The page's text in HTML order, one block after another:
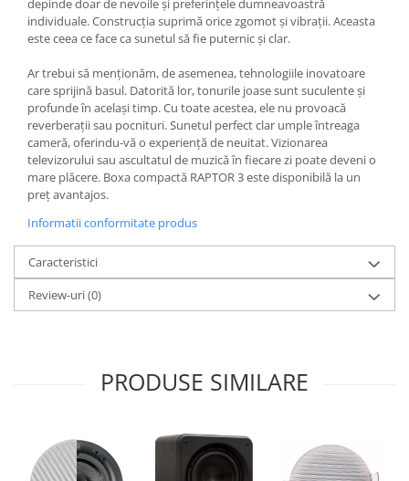
depinde doar de nevoile și preferințele dumneavoastră
individuale. Construcția suprimă orice zgomot și vibrații. Aceasta
este ceea ce face ca sunetul să fie puternic și clar.
Ar trebui să menționăm, de asemenea, tehnologiile inovatoare
care sprijină basul. Datorită lor, tonurile joase sunt suculente și
profunde în același timp. Cu toate acestea, ele nu provoacă
reverberații sau pocnituri. Sunetul perfect clar umple întreaga
cameră, oferindu-vă o experiență de neuitat. Vizionarea
televizorului sau ascultatul de muzică în fiecare zi poate deveni o
mare plăcere. Boxa compactă RAPTOR 3 este disponibilă la un
preț avantajos.
Informatii conformitate produs
Caracteristici
Review-uri(0)
PRODUSE SIMILARE